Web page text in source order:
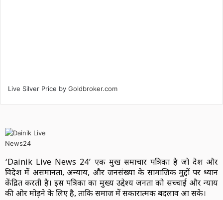
Live Silver Price by Goldbroker.com
‘Dainik Live News 24’ एक प्रमुख समाचार पत्रिका है जो देश और
विदेश में असमानता, अन्याय, और जनसंख्या के सामाजिक मुद्दों पर ध्यान
केंद्रित करती है। इस पत्रिका का मुख्य उद्देश्य जनता को सच्चाई और न्याय
की ओर मोड़ने के लिए है, ताकि समाज में सकारात्मक बदलाव आ सके।